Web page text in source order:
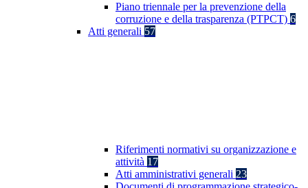
Piano triennale per la prevenzione della
corruzione e della trasparenza (PTPCT) 6
Atti generali 57
Riferimenti normativi su organizzazione e
attività 17
Atti amministrativi generali 23